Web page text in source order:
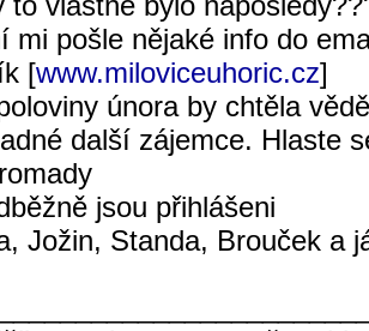
mi pošle nějaké info do
[www.miloviceuhoric.cz]
února by chtěla
další zájemce. Hlaste
jsou přihlášeni
Jožin, Standa, Brouček a